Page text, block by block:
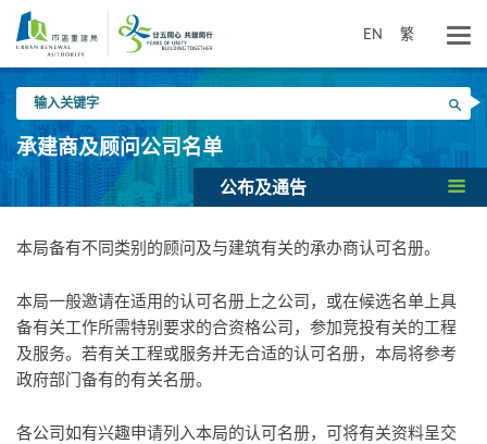
要
EN 繁
入
关
键
搜寻
承建商及顾问公司名单
公布及通告
本局备有不同类别的顾问及与建筑有关的承办商认可名册。
本局一般邀请在适用的认可名册上之公司，或在候选名单上具
备有关工作所需特别要求的合资格公司，参加竞投有关的工程
及服务。若有关工程或服务并无合适的认可名册，本局将参考
政府部门备有的有关名册。
各公司如有兴趣申请列入本局的认可名册，可将有关资料呈交